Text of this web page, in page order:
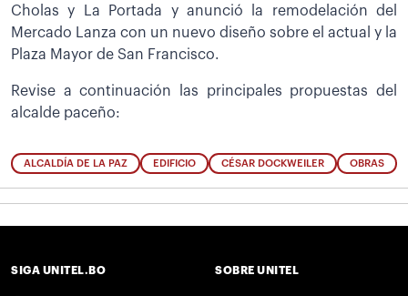
Cholas y La Portada y anunció la remodelación del
Mercado Lanza con un nuevo diseño sobre el actual y la
Plaza Mayor de San Francisco.
Revise a continuación las principales propuestas del
alcalde paceño:
ALCALDÍA DE LA PAZ EDIFICIO CÉSAR DOCKWEILER OBRAS
SIGA UNITEL.BO SOBRE UNITEL